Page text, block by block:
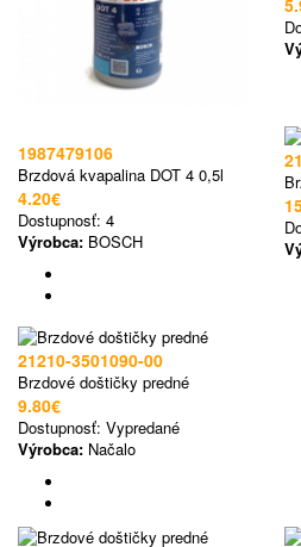
1987479106
Brzdová kvapalina DOT 4 0,5l
4.20€
Dostupnosť: 4
Výrobca: BOSCH
21210-3501090-00
Brzdové doštičky predné
9.80€
Dostupnosť: Vypredané
Výrobca: Načalo